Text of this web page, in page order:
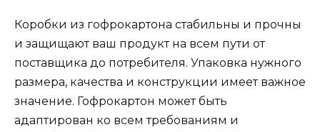
Коробки из гофрокартона стабильны и прочны
и защищают ваш продукт на всем пути от
поставщика до потребителя. Упаковка нужного
размера, качества и конструкции имеет важное
значение. Гофрокартон может быть
адаптирован ко всем требованиям и